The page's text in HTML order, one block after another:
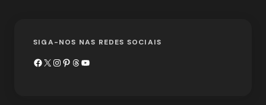
SIGA-NOS NAS REDES SOCIAIS